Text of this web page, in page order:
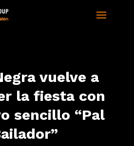
vuelve a
la fiesta con
sencillo “Pal